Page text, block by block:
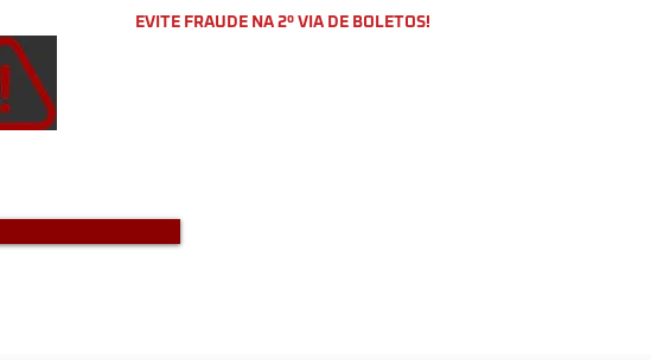
EVITE FRAUDE NA 2º VIA DE BOLETOS!